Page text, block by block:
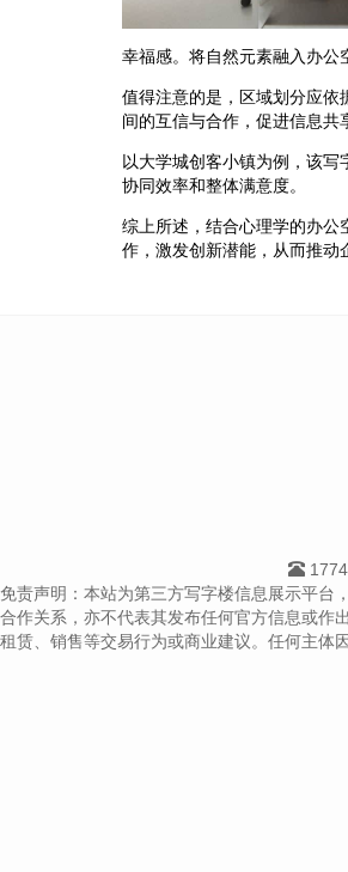
幸福感。将自然元素融入办公
值得注意的是，区域划分应依
间的互信与合作，促进信息共
以大学城创客小镇为例，该
协同效率和整体满意度。
综上所述，结合心理学的办公
作，激发创新潜能，从而推动
免责声明：本站为第三方写字楼信息展示平台
合作关系，亦不代表其发布任何官方信息或作
租赁、销售等交易行为或商业建议。任何主体